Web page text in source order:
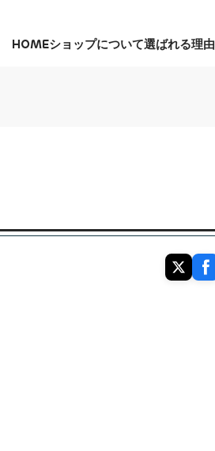
HOMEショップについて選ばれる理由